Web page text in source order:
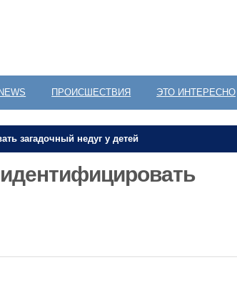
ПРОИСШЕСТВИЯ ЭТО ИНТЕРЕСНО
загадочный недуг у детей